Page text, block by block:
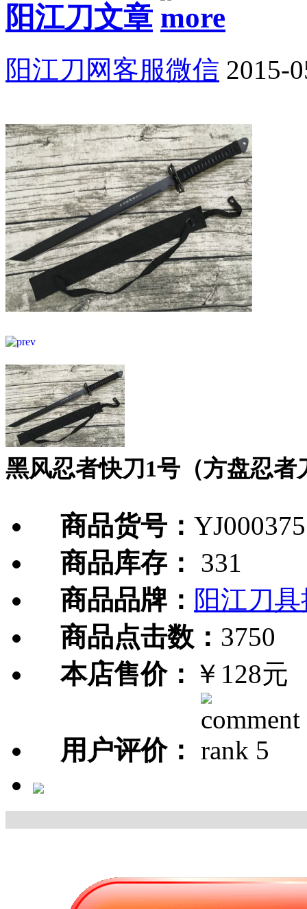
阳江刀文章
阳江刀网客服微信 2015-
黑风忍者快刀1号（方盘忍者
商品货号： YJ000375
商品库存：
331
商品品牌： 阳江刀
商品点击数： 3750
本店售价： ￥128元
用户评价：